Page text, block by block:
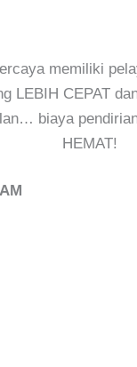
memiliki
LEBIH CEPAT
biaya
HEMAT!